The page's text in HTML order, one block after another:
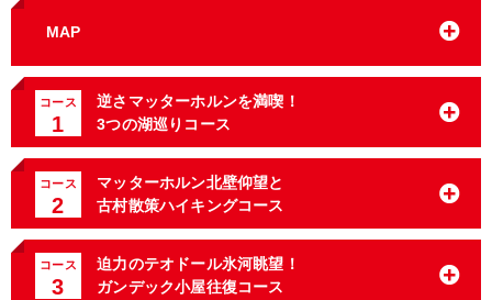
MAP
コース
1
逆さマッターホルンを満喫！
3つの湖巡りコース
コース
2
マッターホルン北壁仰望と
古村散策ハイキングコース
コース
3
迫力のテオドール氷河眺望！
ガンデック小屋往復コース